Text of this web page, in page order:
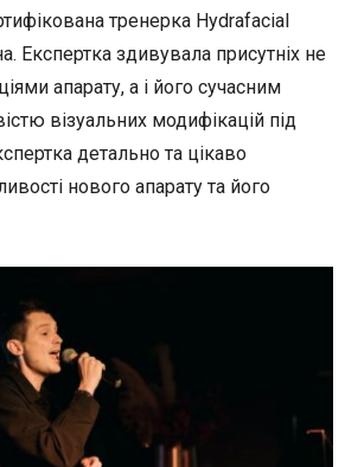
тренерка Hydrafacial
Експертка здивувала присутніх не
апарату, а і його сучасним
візуальних модифікацій під
детально та цікаво
нового апарату та його